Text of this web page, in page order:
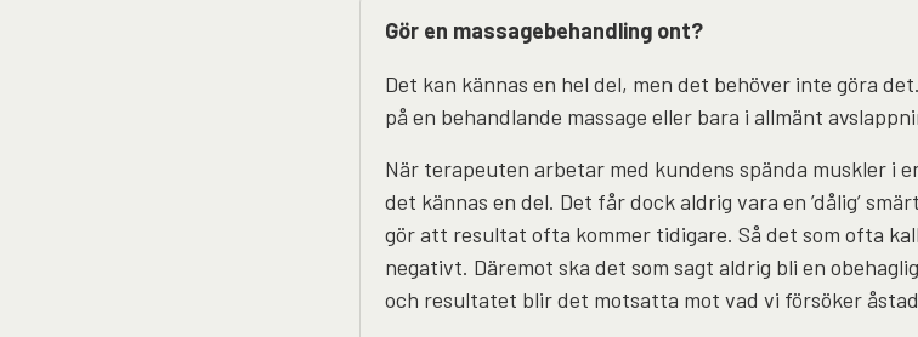
Gör en massagebehandling ont?
Det kan kännas en hel del, men det behöver inte göra
på en behandlande massage eller bara i allmänt
När terapeuten arbetar med kundens spända muskler i
det kännas en del. Det får dock aldrig vara en ’dålig’
gör att resultat ofta kommer tidigare. Så det som ofta
negativt. Däremot ska det som sagt aldrig bli en
och resultatet blir det motsatta mot vad vi försöker